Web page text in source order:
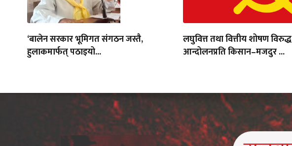
‘बालेन सरकार भूमिगत संगठन जस्तै,
हुलाकमार्फत् पठाइयो...
लघुवित्त तथा वित्तीय शोषण विरुद्ध
आन्दोलनप्रति किसान–मजदुर ...